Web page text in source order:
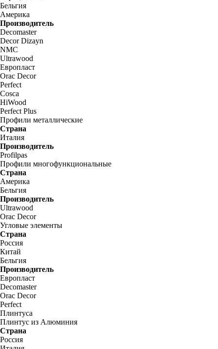
Бельгия
Америка
Производитель
Decomaster
Decor Dizayn
NMC
Ultrawood
Европласт
Orac Decor
Perfect
Cosca
HiWood
Perfect Plus
Профили металлические
Страна
Италия
Производитель
Profilpas
Профили многофункциональные
Страна
Америка
Бельгия
Производитель
Ultrawood
Orac Decor
Угловые элементы
Страна
Россия
Китай
Бельгия
Производитель
Европласт
Decomaster
Orac Decor
Perfect
Плинтуса
Плинтус из Алюминия
Страна
Россия